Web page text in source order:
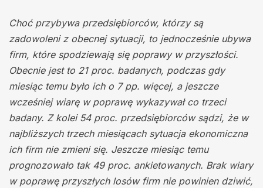
Choć przybywa przedsiębiorców, którzy są
zadowoleni z obecnej sytuacji, to jednocześnie ubywa
firm, które spodziewają się poprawy w przyszłości.
Obecnie jest to 21 proc. badanych, podczas gdy
miesiąc temu było ich o 7 pp. więcej, a jeszcze
wcześniej wiarę w poprawę wykazywał co trzeci
badany. Z kolei 54 proc. przedsiębiorców sądzi, że w
najbliższych trzech miesiącach sytuacja ekonomiczna
ich firm nie zmieni się. Jeszcze miesiąc temu
prognozowało tak 49 proc. ankietowanych. Brak wiary
w poprawę przyszłych losów firm nie powinien dziwić,